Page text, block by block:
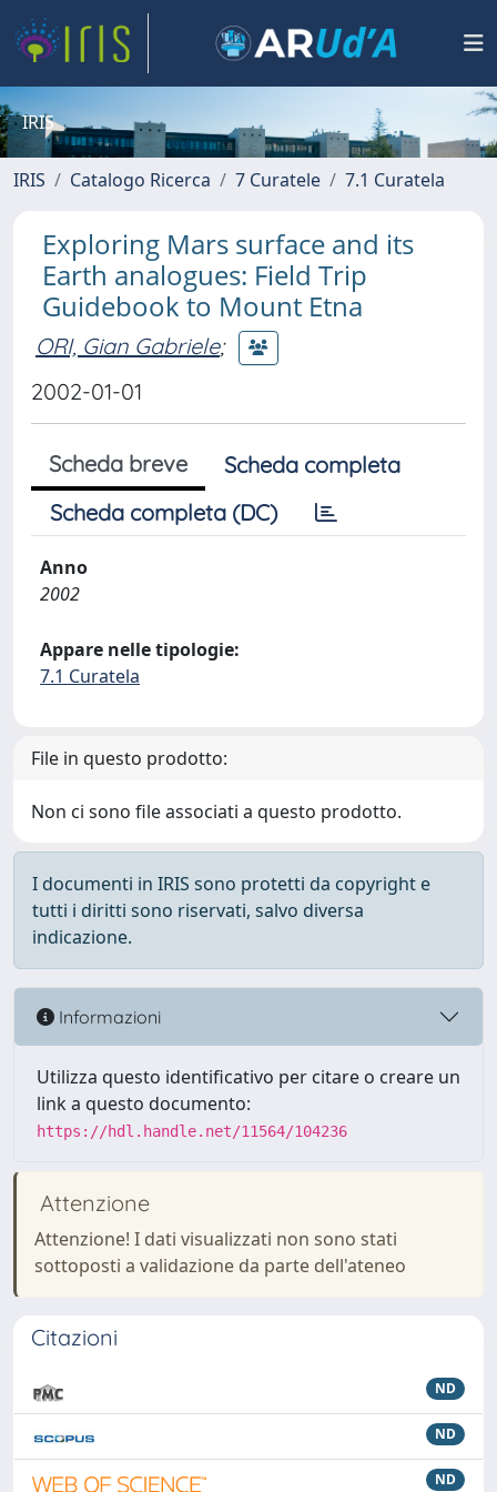
IRIS
IRIS Catalogo Ricerca 7 Curatele 7.1 Curatela
Exploring Mars surface and its
Earth analogues: Field Trip
Guidebook to Mount Etna
ORI, Gian Gabriele;
2002-01-01
Scheda breve
Scheda completa
Scheda completa (DC)
Anno
2002
Appare nelle tipologie:
7.1 Curatela
File in questo prodotto:
Non ci sono file associati a questo prodotto.
I documenti in IRIS sono protetti da copyright e
tutti i diritti sono riservati, salvo diversa
indicazione.
Informazioni
Utilizza questo identificativo per citare o creare un
link a questo documento:
https://hdl.handle.net/11564/104236
Attenzione
Attenzione! I dati visualizzati non sono stati
sottoposti a validazione da parte dell'ateneo
Citazioni
ND
ND
ND